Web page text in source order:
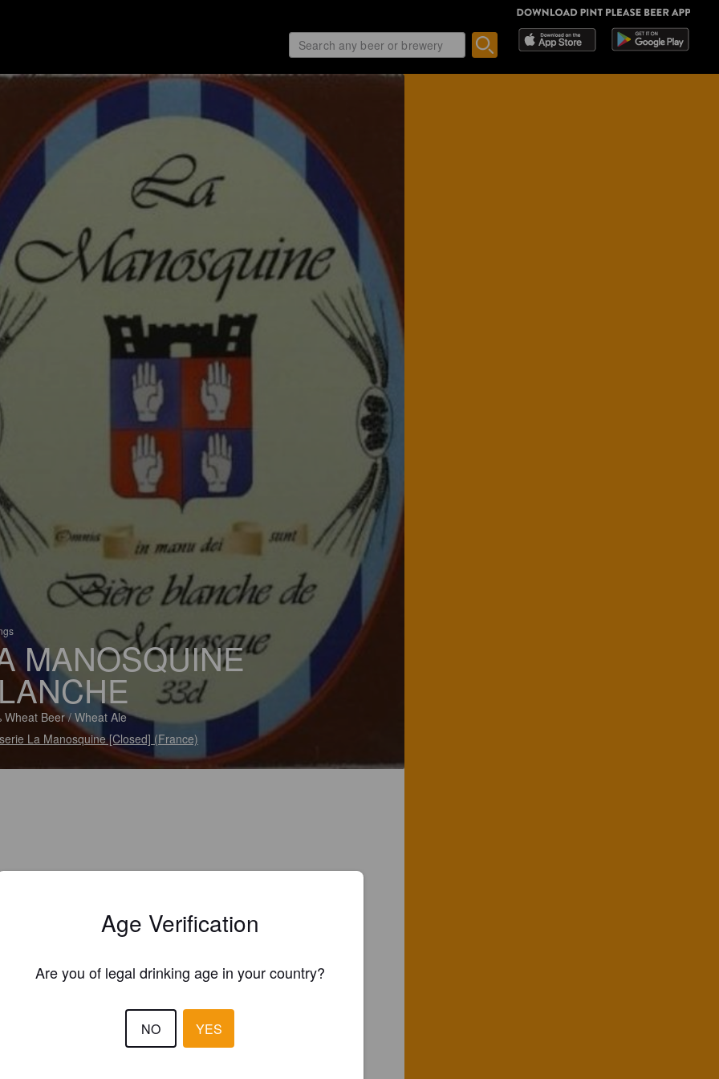
MANOSQUINE
Wheat Beer / Wheat Ale
La Manosquine [Closed] (France)
Age Verification
Are you of legal drinking age in your country?
NO YES